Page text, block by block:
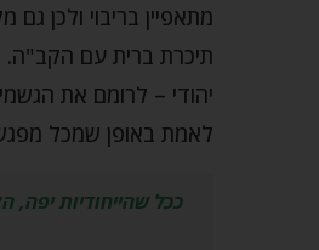
מתאפיין בריבוי ולכן
תיכרת ברית עם הקב"ה.
יהודי – לרומם את
לאמת באופן שמכל
ככל שהייחודיות